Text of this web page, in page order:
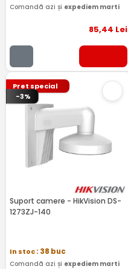
Comandă azi și expediem marti
85,44 Lei
Pret special
-3%
Suport camere - HikVision DS-
1273ZJ-140
In stoc: 38 buc
Comandă azi și expediem marti